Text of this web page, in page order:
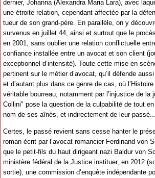
dernier, Johanna (Alexandra Maria Lara), avec
une étroite relation, cependant affectée par la
tueur de son grand-père. En parallèle, on y
survenus en juillet 44, ainsi et surtout que le
en 2001, sans oublier une relation conflictuelle
confiance installée entre un avocat et son client
exceptionnel d’intensité). Toute cette mise en
pertinent sur le métier d’avocat, qu’il défende
et d’autant plus dans ce genre de cas, où
véritable bourreau, notamment par l’injustice de la
Collini" pose la question de la culpabilité de tout
nom de ses aînés, et indirectement de leur passé...
Certes, le passé revient sans cesse hanter le
roman écrit par l’avocat romancier Ferdinand von
que le petit-fils du haut dirigeant nazi Baldur von
ministère fédéral de la Justice instituer, en 2012
sortie), une commission d’enquête indépendante